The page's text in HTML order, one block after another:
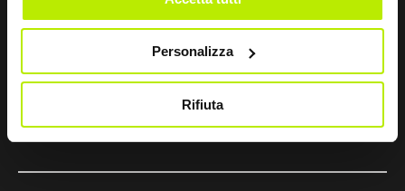
Personalizza
Rifiuta
+39 075 804 37 47
amm.ne@pec.sirsafety.com